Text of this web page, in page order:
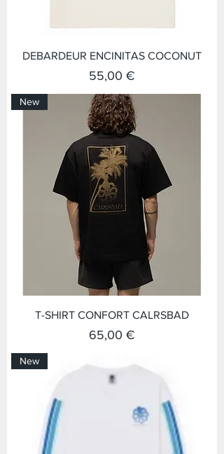
DEBARDEUR ENCINITAS COCONUT
Prix
55,00 €
New
T-SHIRT CONFORT CALRSBAD
Prix
65,00 €
New